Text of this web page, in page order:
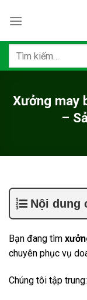
qua
dungTìm
Xưởng may
–
Nội dung
Bạn đang tìm
chuyên phục vụ
Chúng tôi tập trung: